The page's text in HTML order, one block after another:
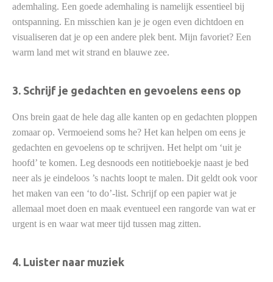
ademhaling. Een goede ademhaling is namelijk essentieel bij
ontspanning. En misschien kan je je ogen even dichtdoen en
visualiseren dat je op een andere plek bent. Mijn favoriet? Een
warm land met wit strand en blauwe zee.
3. Schrijf je gedachten en gevoelens eens op
Ons brein gaat de hele dag alle kanten op en gedachten ploppen
zomaar op. Vermoeiend soms he? Het kan helpen om eens je
gedachten en gevoelens op te schrijven. Het helpt om ‘uit je
hoofd’ te komen. Leg desnoods een notitieboekje naast je bed
neer als je eindeloos ’s nachts loopt te malen. Dit geldt ook voor
het maken van een ‘to do’-list. Schrijf op een papier wat je
allemaal moet doen en maak eventueel een rangorde van wat er
urgent is en waar wat meer tijd tussen mag zitten.
4. Luister naar muziek